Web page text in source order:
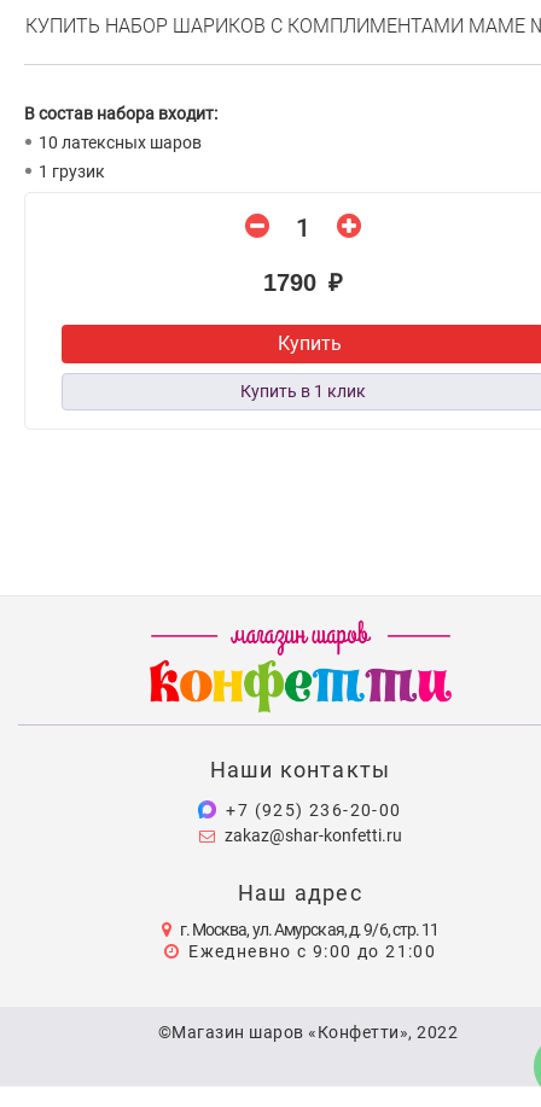
КУПИТЬ НАБОР ШАРИКОВ С КОМПЛИМЕНТАМИ МАМЕ
В состав набора входит:
10 латексных шаров
1 грузик
1790 ₽
Купить
Наши контакты
+7 (925) 236-20-00
zakaz@shar-konfetti.ru
Наш адрес
г. Москва, ул. Амурская, д. 9/6, стр. 11
Ежедневно с 9:00 до 21:00
©Магазин шаров «Конфетти», 2022